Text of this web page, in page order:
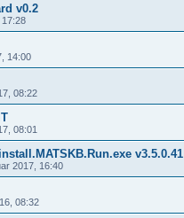
v0.2
17:28
14:00
08:22
08:01
v3.5.0.41
2017, 16:40
08:32